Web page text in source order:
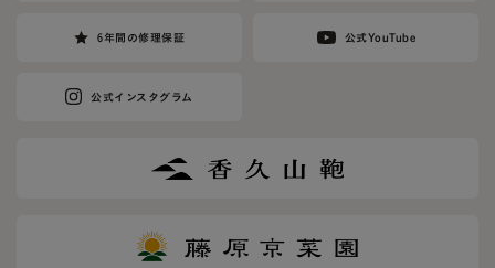
6年間の修理保証 公式YouTube
公式インスタグラム